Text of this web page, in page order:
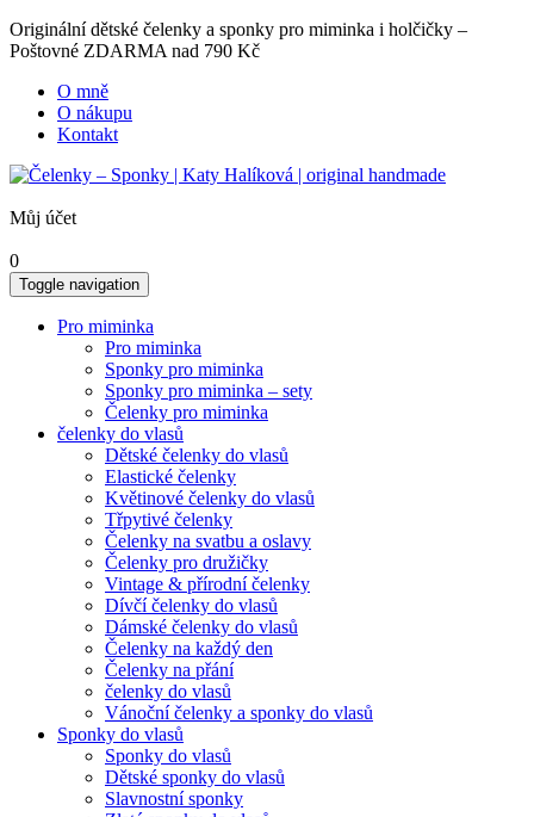
Originální dětské čelenky a sponky pro miminka i holčičky –
Poštovné ZDARMA nad 790 Kč
O mně
O nákupu
Kontakt
Můj účet
0
Toggle navigation
Pro miminka
Pro miminka
Sponky pro miminka
Sponky pro miminka – sety
Čelenky pro miminka
čelenky do vlasů
Dětské čelenky do vlasů
Elastické čelenky
Květinové čelenky do vlasů
Třpytivé čelenky
Čelenky na svatbu a oslavy
Čelenky pro družičky
Vintage & přírodní čelenky
Dívčí čelenky do vlasů
Dámské čelenky do vlasů
Čelenky na každý den
Čelenky na přání
čelenky do vlasů
Vánoční čelenky a sponky do vlasů
Sponky do vlasů
Sponky do vlasů
Dětské sponky do vlasů
Slavnostní sponky